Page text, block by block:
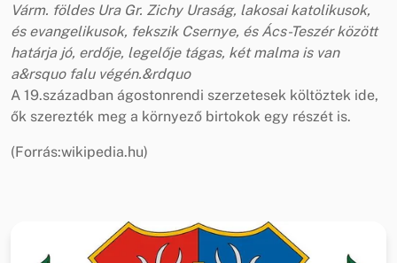
Várm. földes Ura Gr. Zichy Uraság, lakosai katolikusok,
és evangelikusok, fekszik Csernye, és Ács-Teszér között
határja jó, erdője, legelője tágas, két malma is van
a&rsquo falu végén.&rdquo
A 19.században ágostonrendi szerzetesek költöztek ide,
ők szerezték meg a környező birtokok egy részét is.
(Forrás:wikipedia.hu)